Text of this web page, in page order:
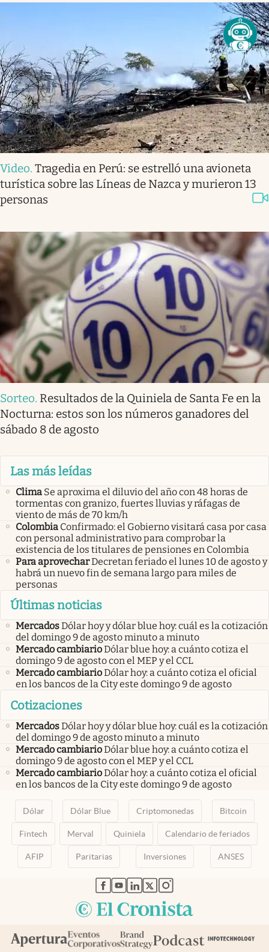
Video. Tragedia en Perú: se estrelló una avioneta
turística sobre las Líneas de Nazca y murieron 13
personas
Sorteo. Resultados de la Quiniela de Santa Fe en la
Nocturna: estos son los números ganadores del
sábado 8 de agosto
Las más leídas
Clima Se aproxima el diluvio del año con 48 horas de
tormentas con granizo, fuertes lluvias y ráfagas de
viento de más de 70 km/h
Colombia Confirmado: el Gobierno visitará casa por casa
con personal administrativo para comprobar la
existencia de los titulares de pensiones en Colombia
Para aprovecharDecretan feriado el lunes 10 de agosto y
habrá un nuevo fin de semana largo para miles de
personas
Últimas noticias
MercadosDólar hoy y dólar blue hoy: cuál es la cotización
del domingo 9 de agosto minuto a minuto
Mercado cambiarioDólar blue hoy: a cuánto cotiza el
domingo 9 de agosto con el MEP y el CCL
Mercado cambiarioDólar hoy: a cuánto cotiza el oficial
en los bancos de la City este domingo 9 de agosto
Cotizaciones
MercadosDólar hoy y dólar blue hoy: cuál es la cotización
del domingo 9 de agosto minuto a minuto
Mercado cambiarioDólar blue hoy: a cuánto cotiza el
domingo 9 de agosto con el MEP y el CCL
Mercado cambiarioDólar hoy: a cuánto cotiza el oficial
en los bancos de la City este domingo 9 de agosto
Dólar Dólar Blue Criptomonedas Bitcoin
Fintech Merval Quiniela Calendario de feriados
AFIP Paritarias Inversiones ANSES
abre en nueva pestaña
abre en nueva pestaña
abre en nueva pestaña
abre en nueva pestaña
abre en nueva pestaña